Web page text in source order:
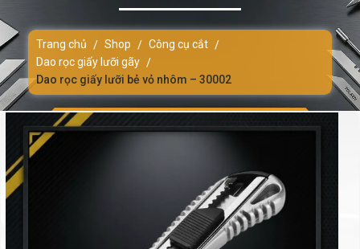
Trang chủ / Shop / Công cụ cắt /
Dao rọc giấy lưỡi gãy /
Dao rọc giấy lưỡi bẻ vỏ nhôm – 30002